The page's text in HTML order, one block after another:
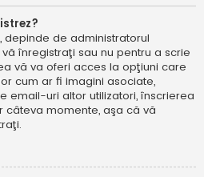
de administratorul
înregistraţi sau nu pentru a scrie
vă va oferi acces la opţiuni care
cum ar fi imagini asociate,
email-uri altor utilizatori, înscrierea
câteva momente, aşa că vă